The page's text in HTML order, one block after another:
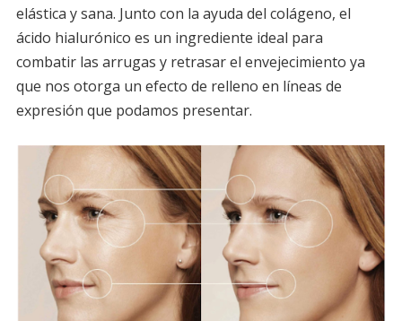
elástica y sana. Junto con la ayuda del colágeno, el
ácido hialurónico es un ingrediente ideal para
combatir las arrugas y retrasar el envejecimiento ya
que nos otorga un efecto de relleno en líneas de
expresión que podamos presentar.